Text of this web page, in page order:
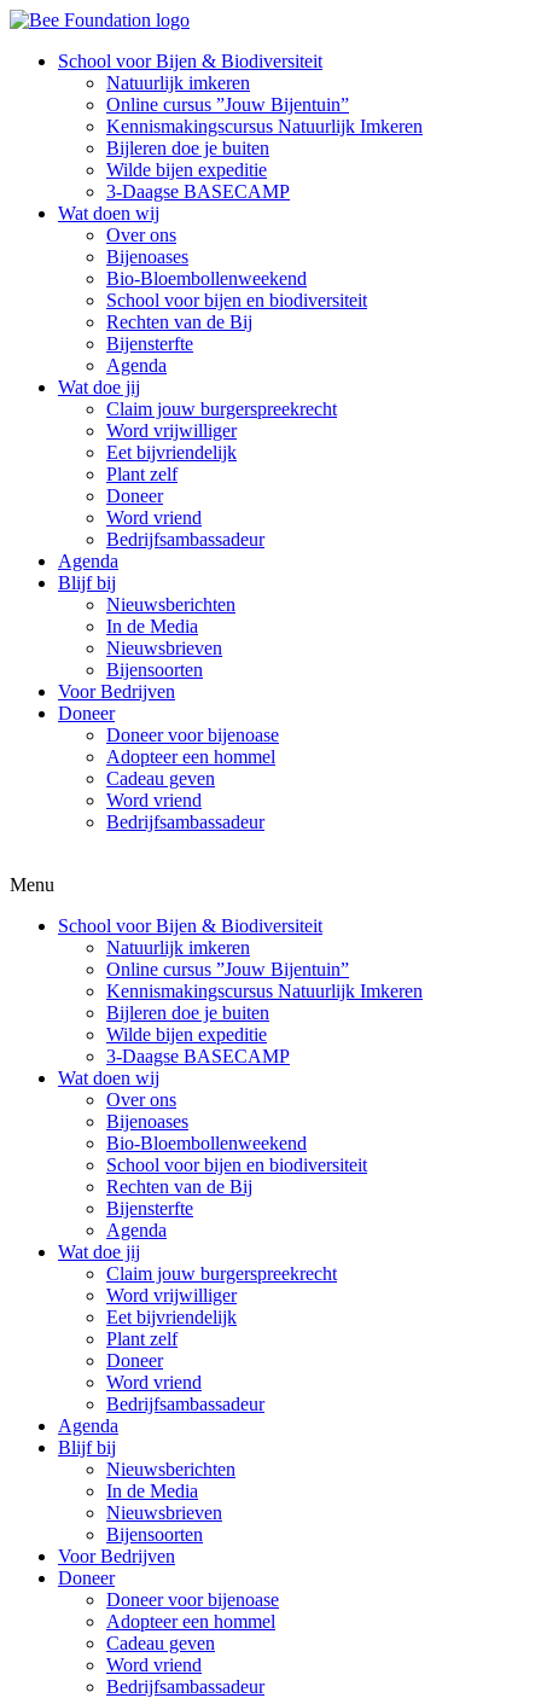
School voor Bijen & Biodiversiteit
Natuurlijk imkeren
Online cursus ”Jouw Bijentuin”
Kennismakingscursus Natuurlijk Imkeren
Bijleren doe je buiten
Wilde bijen expeditie
3-Daagse BASECAMP
Wat doen wij
Over ons
Bijenoases
Bio-Bloembollenweekend
School voor bijen en biodiversiteit
Rechten van de Bij
Bijensterfte
Agenda
Wat doe jij
Claim jouw burgerspreekrecht
Word vrijwilliger
Eet bijvriendelijk
Plant zelf
Doneer
Word vriend
Bedrijfsambassadeur
Agenda
Blijf bij
Nieuwsberichten
In de Media
Nieuwsbrieven
Bijensoorten
Voor Bedrijven
Doneer
Doneer voor bijenoase
Adopteer een hommel
Cadeau geven
Word vriend
Bedrijfsambassadeur
Menu
School voor Bijen & Biodiversiteit
Natuurlijk imkeren
Online cursus ”Jouw Bijentuin”
Kennismakingscursus Natuurlijk Imkeren
Bijleren doe je buiten
Wilde bijen expeditie
3-Daagse BASECAMP
Wat doen wij
Over ons
Bijenoases
Bio-Bloembollenweekend
School voor bijen en biodiversiteit
Rechten van de Bij
Bijensterfte
Agenda
Wat doe jij
Claim jouw burgerspreekrecht
Word vrijwilliger
Eet bijvriendelijk
Plant zelf
Doneer
Word vriend
Bedrijfsambassadeur
Agenda
Blijf bij
Nieuwsberichten
In de Media
Nieuwsbrieven
Bijensoorten
Voor Bedrijven
Doneer
Doneer voor bijenoase
Adopteer een hommel
Cadeau geven
Word vriend
Bedrijfsambassadeur